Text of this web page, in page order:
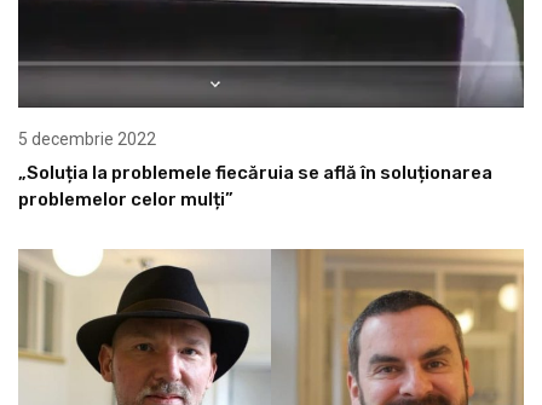
5 decembrie 2022
„Soluția la problemele fiecăruia se află în soluționarea
problemelor celor mulți”